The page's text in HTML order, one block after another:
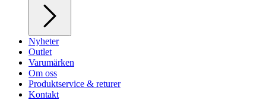
Nyheter
Outlet
Varumärken
Om oss
Produktservice & returer
Kontakt